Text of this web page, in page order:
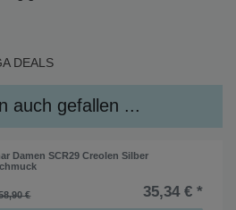
DEALS
auch gefallen ...
Damen SCR29 Creolen Silber
€ 35,34 € *